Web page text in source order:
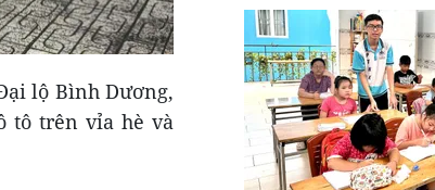
lộ Bình Dương,
tô trên vỉa hè và